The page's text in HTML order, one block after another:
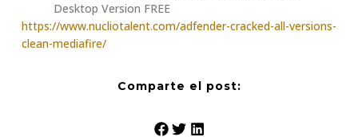
Desktop Version FREE
https://www.nucliotalent.com/adfender-cracked-all-versions-
clean-mediafire/
Comparte el post: